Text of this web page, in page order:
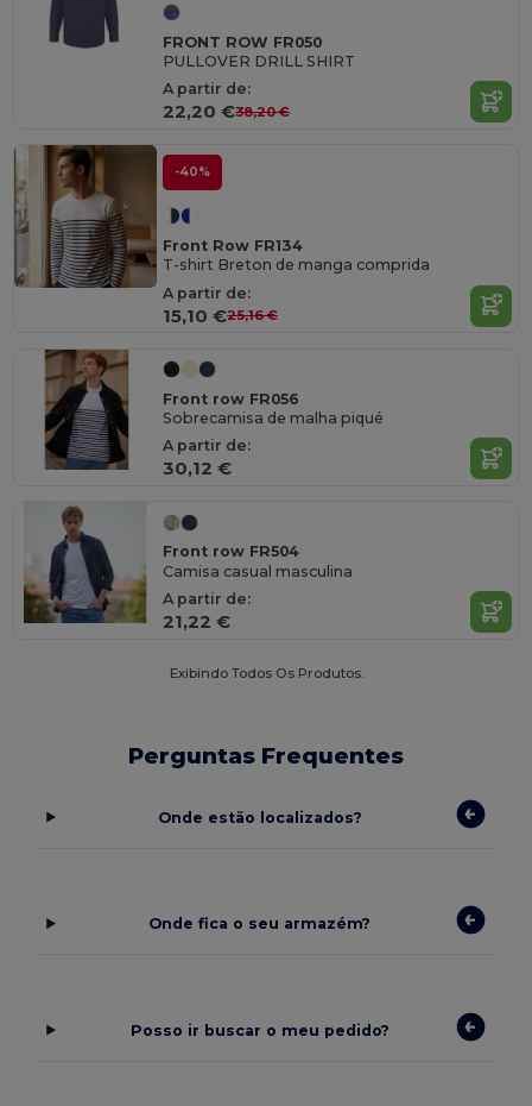
FRONT ROW FR050
PULLOVER DRILL SHIRT
A partir de:
22,20 €38,20 €
-40%
Front Row FR134
T-shirt Breton de manga comprida
A partir de:
15,10 €25,16 €
Front row FR056
Sobrecamisa de malha piqué
A partir de:
30,12 €
Front row FR504
Camisa casual masculina
A partir de:
21,22 €
Exibindo Todos Os Produtos.
Perguntas Frequentes
Onde estão localizados?
Onde fica o seu armazém?
Posso ir buscar o meu pedido?